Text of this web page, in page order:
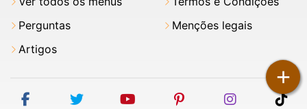
+
Perguntas
Artigos
Menções legais
facebooktwitter youtubepinterestinstagram